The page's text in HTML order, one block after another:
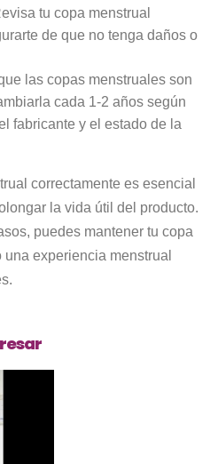
tu copa menstrual
de que no tenga daños o
las copas menstruales son
cada 1-2 años según
fabricante y el estado de la
correctamente es esencial
la vida útil del producto.
puedes mantener tu copa
experiencia menstrual